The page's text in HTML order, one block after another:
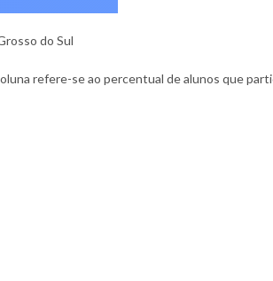
do Sul
refere-se ao percentual de alunos que